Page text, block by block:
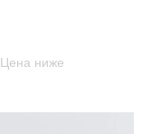
Цена ниже